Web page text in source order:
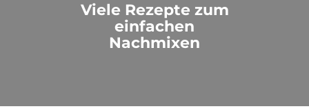
Viele Rezepte zum
einfachen
Nachmixen